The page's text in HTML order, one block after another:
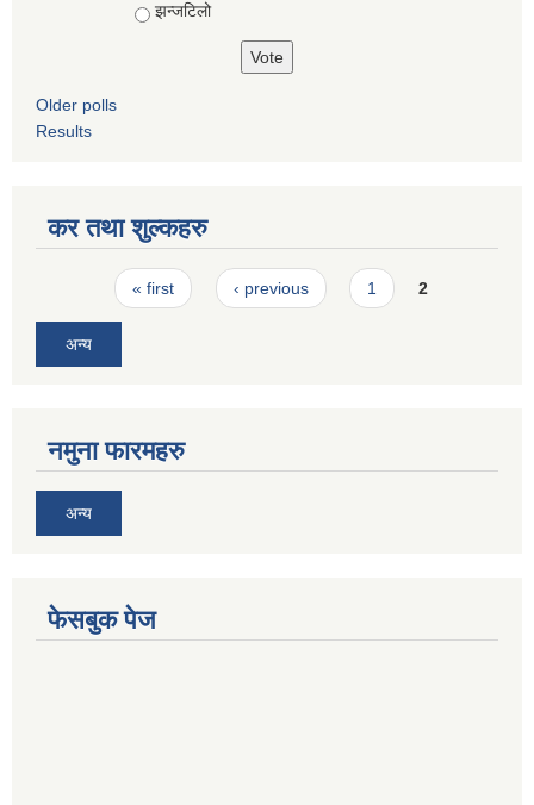
झन्जटिलो
Older polls
Results
कर तथा शुल्कहरु
Pages« first ‹ previous 1 2
अन्य
नमुना फारमहरु
अन्य
फेसबुक पेज